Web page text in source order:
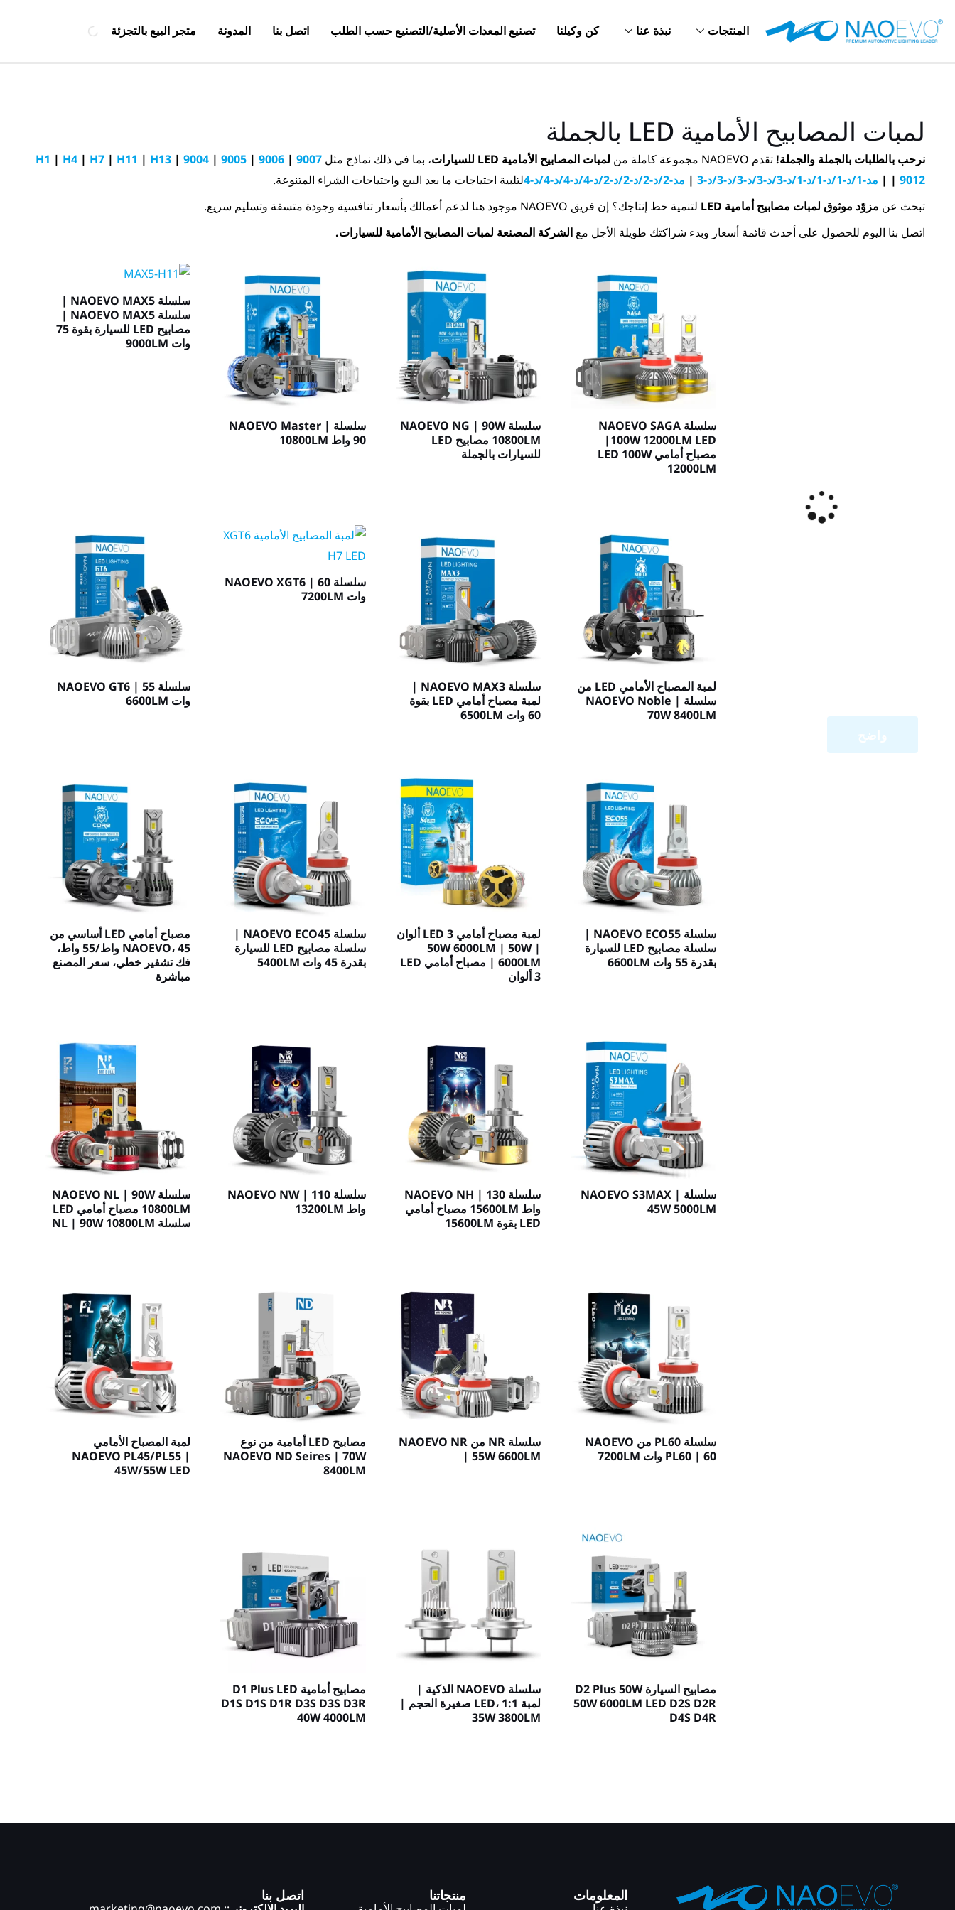
إلى
المنتجات نبذة عنا كن وكيلنا تصنيع المعدات الأصلية/التصنيع حسب الطلب اتصل بنا المدونة متجر البيع بالتجزئة
لمبات المصابيح الأمامية LED بالجملة
نرحب بالطلبات بالجملة والجملة! تقدم NAOEVO مجموعة كاملة من لمبات المصابيح الأمامية LED للسيارات ، بما في ذلك نماذج مثل H1 | H4 | H7 | H11 | H13 | 9004 | 9005 | 9006 | 9007
| 9012
| مد-1/د-1/د-1/د-1/د-3/د-3/د-3/د-3/د-3 | مد-2/د-2/د-2/د-2/د-4/د-4/د-4/د-4
لتلبية احتياجات ما بعد البيع واحتياجات الشراء المتنوعة.
تبحث عن مزوّد موثوق لمبات مصابيح أمامية LED
لتنمية خط إنتاجك؟ إن فريق NAOEVO موجود هنا لدعم أعمالك بأسعار تنافسية وجودة متسقة وتسليم سريع.
اتصل بنا اليوم للحصول على أحدث قائمة أسعار وبدء شراكتك طويلة الأجل مع الشركة المصنعة لمبات المصابيح الأمامية للسيارات.
واضح
سلسلة NAOEVO SAGA
|100W 12000LM LED
مصباح أمامي LED 100W
12000LM
سلسلة NAOEVO NG | 90W
10800LM مصابيح LED
للسيارات بالجملة
سلسلة NAOEVO Master |
90 واط 10800LM
سلسلة NAOEVO MAX5 |
سلسلة NAOEVO MAX5 |
مصابيح LED للسيارة بقوة 75
وات 9000LM
لمبة المصباح الأمامي LED من
سلسلة NAOEVO Noble |
70W 8400LM
سلسلة NAOEVO MAX3 |
لمبة مصباح أمامي LED بقوة
60 وات 6500LM
سلسلة NAOEVO XGT6 | 60
وات 7200LM
سلسلة NAOEVO GT6 | 55
وات 6600LM
سلسلة NAOEVO ECO55 |
سلسلة مصابيح LED للسيارة
بقدرة 55 وات 6600LM
لمبة مصباح أمامي LED 3 ألوان
| 50W 6000LM | 50W
6000LM | مصباح أمامي LED
3 ألوان
سلسلة NAOEVO ECO45 |
سلسلة مصابيح LED للسيارة
بقدرة 45 وات 5400LM
مصباح أمامي LED أساسي من
NAOEVO، 45 واط/55 واط،
فك تشفير خطي، سعر المصنع
مباشرة
سلسلة NAOEVO S3MAX |
45W 5000LM
سلسلة NAOEVO NH | 130
واط 15600LM مصباح أمامي
LED بقوة 15600LM
سلسلة NAOEVO NW | 110
واط 13200LM
سلسلة NAOEVO NL | 90W
10800LM مصباح أمامي LED
سلسلة NL | 90W 10800LM
سلسلة PL60 من NAOEVO
PL60 | 60 وات 7200LM
سلسلة NR من NAOEVO NR
| 55W 6600LM
مصابيح LED أمامية من نوع
NAOEVO ND Seires | 70W
8400LM
لمبة المصباح الأمامي
NAOEVO PL45/PL55 |
45W/55W LED
مصابيح السيارة D2 Plus 50W
50W 6000LM LED D2S D2R
D4S D4R
سلسلة NAOEVO الذكية |
لمبة LED، 1:1 صغيرة الحجم |
35W 3800LM
مصابيح أمامية D1 Plus LED
D1S D1S D1R D3S D3S D3R
40W 4000LM
المعلومات منتجاتنا اتصل بنا